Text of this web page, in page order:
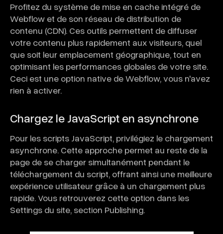
Profitez du système de mise en cache intégré de
Webflow et de son réseau de distribution de
contenu (CDN). Ces outils permettent de diffuser
votre contenu plus rapidement aux visiteurs, quel
que soit leur emplacement géographique, tout en
optimisant les performances globales de votre site.
Ceci est une option native de Webflow, vous n'avez
rien à activer.
Chargez le JavaScript en asynchrone
Pour les scripts JavaScript, privilégiez le chargement
asynchrone. Cette approche permet au reste de la
page de se charger simultanément pendant le
téléchargement du script, offrant ainsi une meilleure
expérience utilisateur grâce à un chargement plus
rapide. Vous retrouverez cette option dans les
Settings du site, section Publishing.